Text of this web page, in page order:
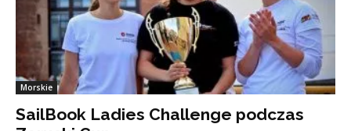
Morskie
SailBook Ladies Challenge podczas